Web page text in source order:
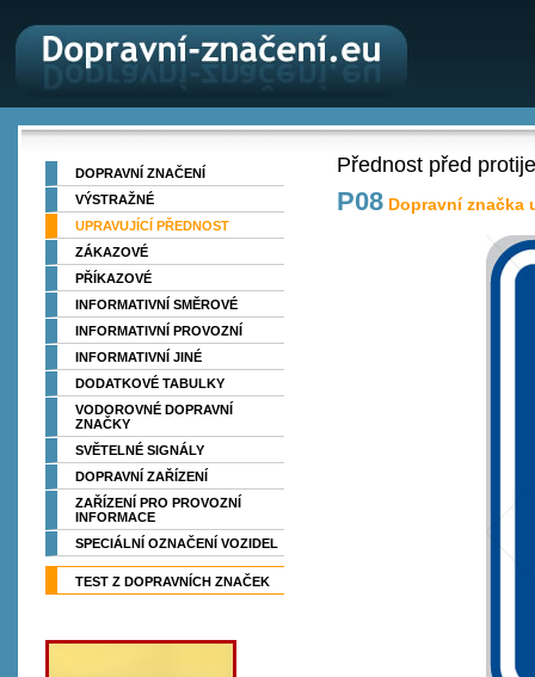
Přednost před
P08 Dopravní značka
DOPRAVNÍ ZNAČENÍ
VÝSTRAŽNÉ
UPRAVUJÍCÍ PŘEDNOST
ZÁKAZOVÉ
PŘÍKAZOVÉ
INFORMATIVNÍ SMĚROVÉ
INFORMATIVNÍ PROVOZNÍ
INFORMATIVNÍ JINÉ
DODATKOVÉ TABULKY
VODOROVNÉ DOPRAVNÍ
ZNAČKY
SVĚTELNÉ SIGNÁLY
DOPRAVNÍ ZAŘÍZENÍ
ZAŘÍZENÍ PRO PROVOZNÍ
INFORMACE
SPECIÁLNÍ OZNAČENÍ VOZIDEL
TEST Z DOPRAVNÍCH ZNAČEK